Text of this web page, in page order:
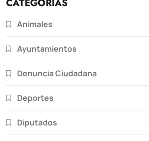
CATEGORÍAS
Animales
Ayuntamientos
Denuncia Ciudadana
Deportes
Diputados